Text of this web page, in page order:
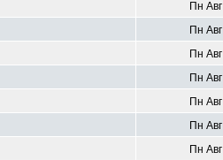
Пн
Пн
Пн
Пн
Пн
Пн
Пн